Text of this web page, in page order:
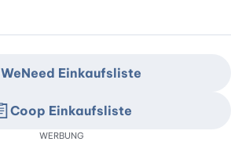
WeNeed Einkaufsliste
Coop Einkaufsliste
WERBUNG